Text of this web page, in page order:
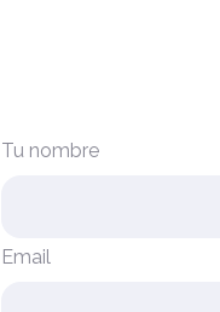
Tu nombre
Email